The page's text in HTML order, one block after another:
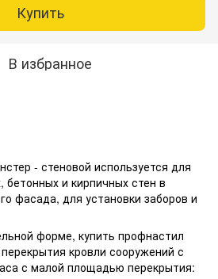
Купить
В избранное
- стеновой используется для
бетонных и кирпичных стен в
фасада, для установки заборов и
форме, купить профнастил
кровли сооружений с
с малой площадью перекрытия: